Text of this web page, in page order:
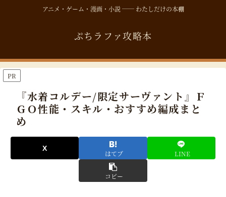
アニメ・ゲーム・漫画・小説 ── わたしだけの本棚
ぷちラファ攻略本
PR
『水着コルデー/限定サーヴァント』Ｆ
ＧＯ性能・スキル・おすすめ編成まと
め
はてブ LINE
コピー